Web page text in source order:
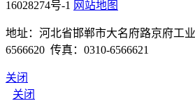
16028274号-1 网站地图
地址：河北省邯郸市大名府路京府工
6566620 传真：0310-6566621
关闭
关闭